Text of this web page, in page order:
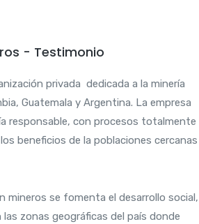
- Testimonio
privada dedicada a la minería
Guatemala y Argentina. La empresa
responsable, con procesos totalmente
beneficios de la poblaciones cercanas
mineros se fomenta el desarrollo social,
zonas geográficas del país donde